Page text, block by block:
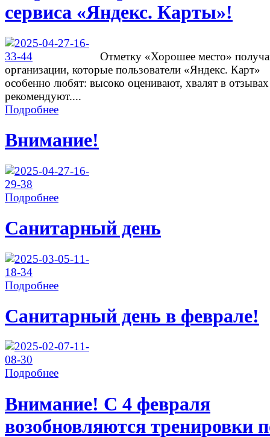
сервиса «Яндекс. Карты»!
Отметку «Хорошее место»
организации, которые пользователи «Яндекс. Карт»
особенно любят: высоко оценивают, хвалят в
рекомендуют....
Подробнее
Внимание!
Подробнее
Санитарный день
Подробнее
Санитарный день в феврале!
Подробнее
Внимание! С 4 февраля
возобновляются тренировки